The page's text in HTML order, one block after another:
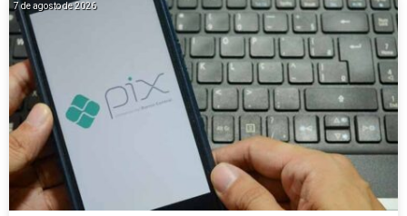
7 de agosto de 2026